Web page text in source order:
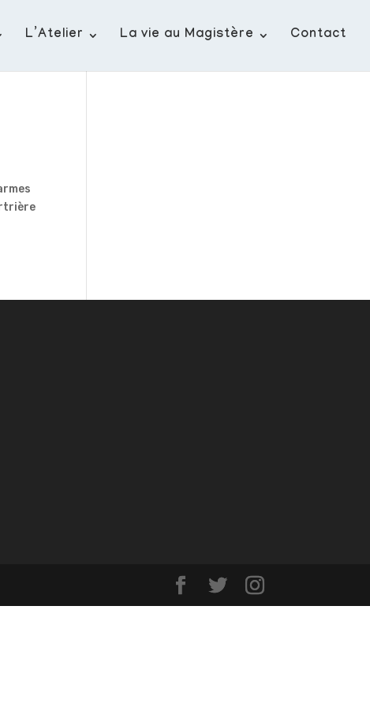
L’Atelier La vie au Magistère Contact